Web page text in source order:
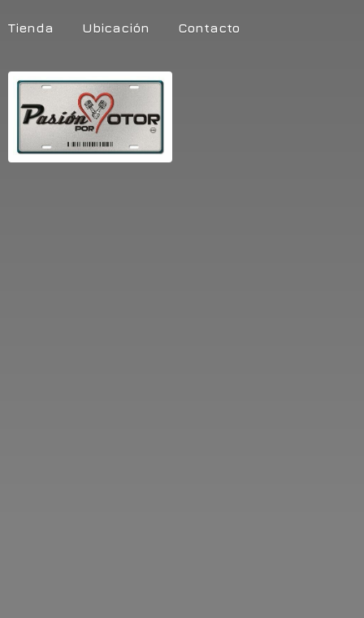
Tienda Ubicación Contacto